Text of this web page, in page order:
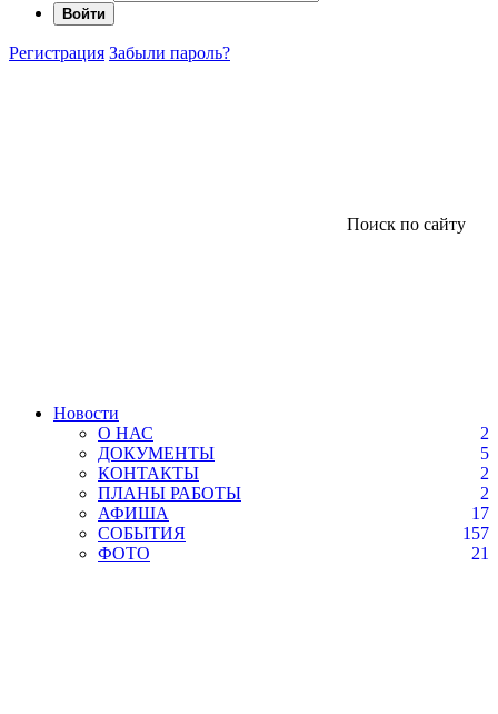
Войти
Регистрация Забыли пароль?
Поиск по сайту
Новости
О НАС
2
ДОКУМЕНТЫ
5
КОНТАКТЫ
2
ПЛАНЫ РАБОТЫ
2
АФИША
17
СОБЫТИЯ
157
ФОТО
21